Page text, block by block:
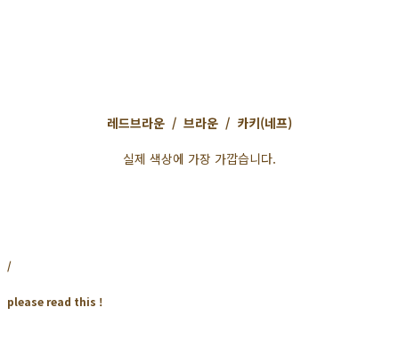
레드브라운 / 브라운 / 카키(네프)
실제 색상에 가장 가깝습니다.
/
please read this !